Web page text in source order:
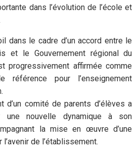
dans l’évolution de l’école et
dans le cadre d’un accord entre le
et le Gouvernement régional du
progressivement affirmée comme
référence pour l’enseignement
d’un comité de parents d’élèves a
une nouvelle dynamique à son
la mise en œuvre d’une
de l’établissement.